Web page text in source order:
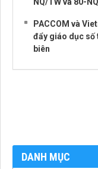
PACCOM và
đẩy giáo dục số
biên
DANH MỤC